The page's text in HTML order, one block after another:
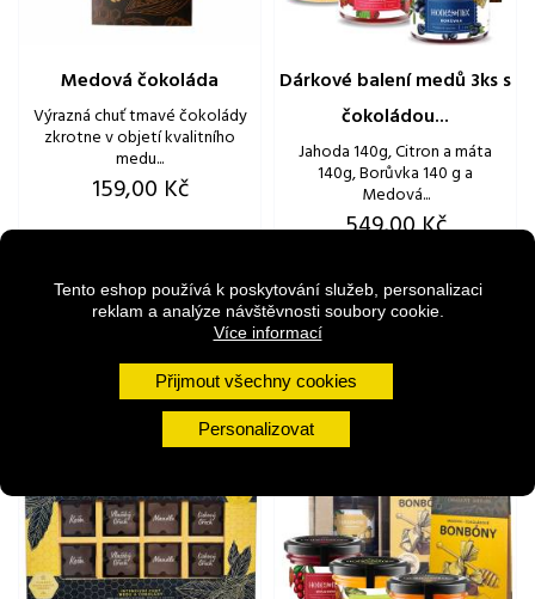
Tento eshop používá k poskytování služeb, personalizaci
reklam a analýze návštěvnosti soubory cookie.
Více informací
Přijmout všechny cookies
Personalizovat
Medová čokoláda
Výrazná chuť tmavé čokolády
zkrotne v objetí kvalitního
medu...
Cena
159,00 Kč
Přidat do košíku
Dárkové balení medů 3ks s
čokoládou...
Jahoda 140g, Citron a máta
140g, Borůvka 140 g a
Medová...
Cena
549,00 Kč